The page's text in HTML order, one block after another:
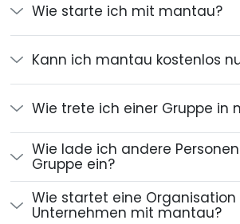
Wie starte ich mit mantau?
Kann ich mantau kostenlos
Wie trete ich einer Gruppe in
Wie lade ich andere
Gruppe ein?
Wie startet eine Organisation
Unternehmen mit mantau?